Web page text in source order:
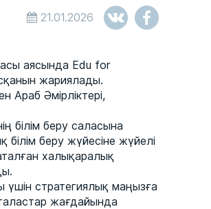
21.01.2026
аясында Edu for
жариялады.
Араб Әмірліктері,
білім беру саласына
беру жүйесіне жүйелі
халықаралық
үшін стратегиялық маңызға
жағдайында